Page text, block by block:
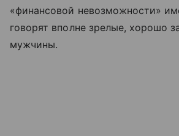
«финансовой невозможности»
говорят вполне зрелые, хорошо
мужчины.